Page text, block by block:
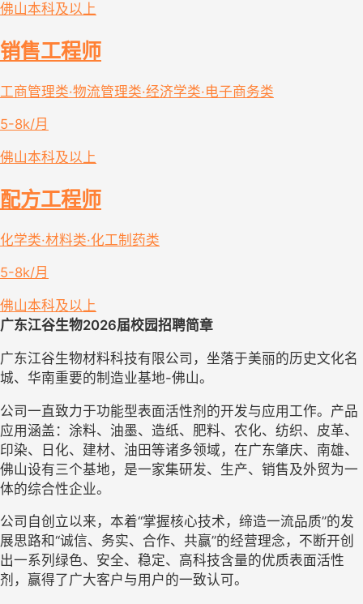
佛山本科及以上
销售工程师
工商管理类·物流管理类·经济学类·电子商务类
5-8k/月
佛山本科及以上
配方工程师
化学类·材料类·化工制药类
5-8k/月
佛山本科及以上
广东江谷生物2026届校园招聘简章
广东江谷生物材料科技有限公司， 坐落于美丽的历史文化名
城、华南重要的制造业基地-佛山。
公司一直致力于功能型表面活性剂 的开发与应用工作。产品
应用涵盖：涂料、油墨、造纸、肥料、农化、纺织、皮革、
印染、日化、建材、油田等诸多领域，在广东肇庆、南雄、
佛山设有三个基地，是一家集研发、生产、销售及外贸为一
体的综合性企业。
公司 自创立以来，本着“掌握核心技术，缔造一流品质”的发
展思路和“诚信、务实、合作、共赢”的经营理念， 不断开创
出一系列 绿色、安全、稳定、 高科技含量的优质表面活性
剂，赢得了广大客户与用户的一致认可。